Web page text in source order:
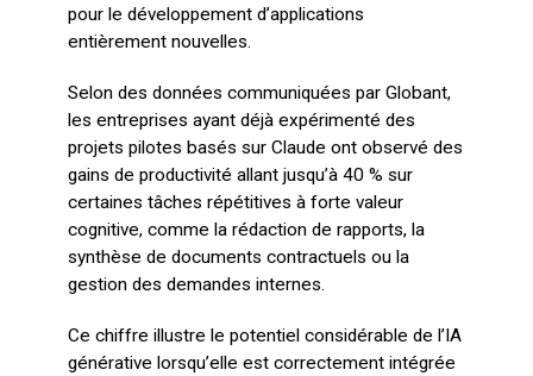
pour le développement d’applications
entièrement nouvelles.
Selon des données communiquées par Globant,
les entreprises ayant déjà expérimenté des
projets pilotes basés sur Claude ont observé des
gains de productivité allant jusqu’à 40 % sur
certaines tâches répétitives à forte valeur
cognitive, comme la rédaction de rapports, la
synthèse de documents contractuels ou la
gestion des demandes internes.
Ce chiffre illustre le potentiel considérable de l’IA
générative lorsqu’elle est correctement intégrée